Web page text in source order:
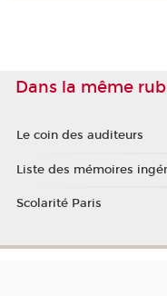
Dans la même
Le coin des auditeurs
Liste des mémoires
Scolarité Paris